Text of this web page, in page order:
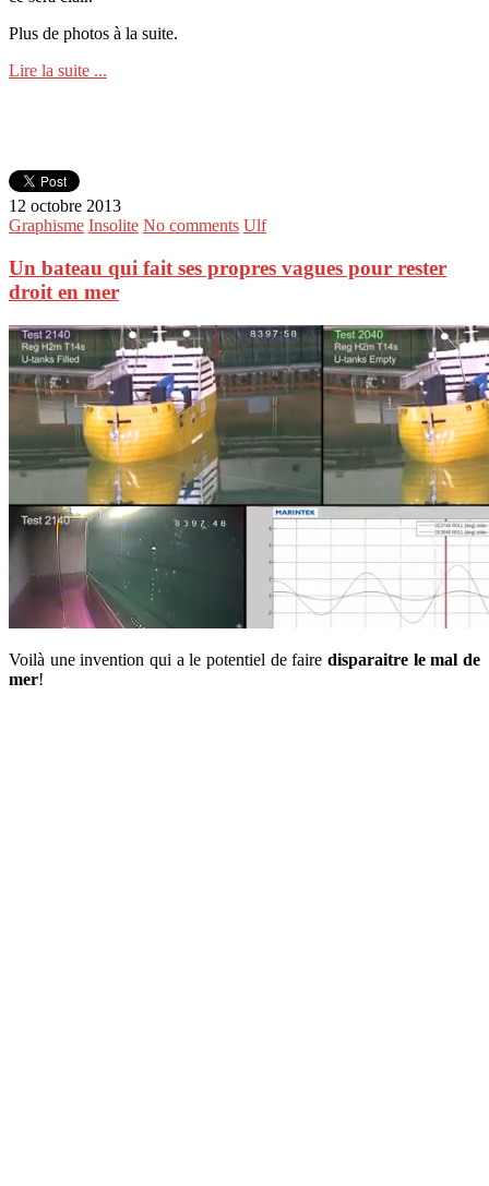
Plus de photos à la suite.
Lire la suite ...
12 octobre 2013
Graphisme Insolite No comments Ulf
Un bateau qui fait ses propres vagues pour rester
droit en mer
Voilà une invention qui a le potentiel de faire disparaitre le mal de
mer!